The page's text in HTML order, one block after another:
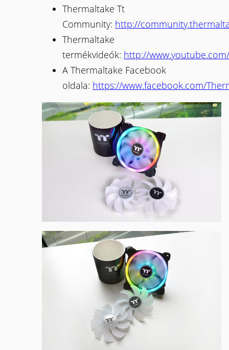
Thermaltake Tt
Community: http://
Thermaltake
termékvideók: http://
A Thermaltake Facebook
oldala: https://www.facebook.com/